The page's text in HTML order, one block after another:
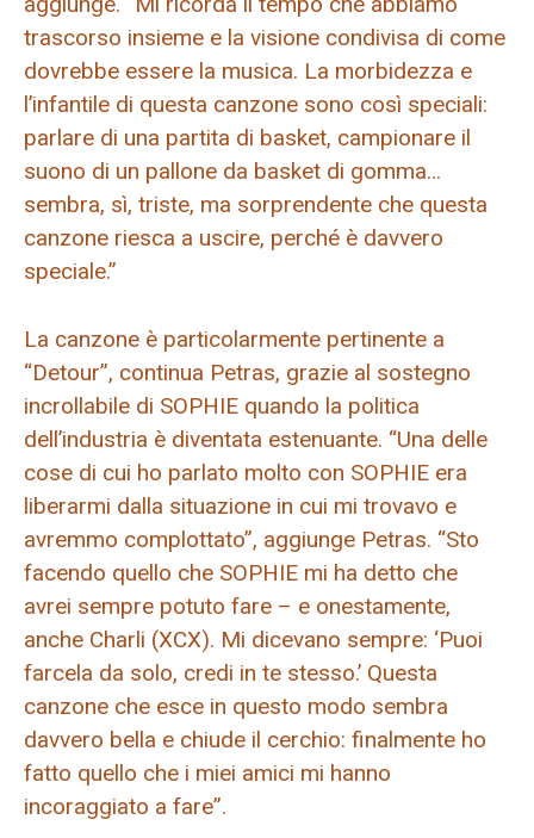
trascorso insieme e la visione condivisa di come
dovrebbe essere la musica. La morbidezza e
l’infantile di questa canzone sono così speciali:
parlare di una partita di basket, campionare il
suono di un pallone da basket di gomma…
sembra, sì, triste, ma sorprendente che questa
canzone riesca a uscire, perché è davvero
speciale.”
La canzone è particolarmente pertinente a
“Detour”, continua Petras, grazie al sostegno
incrollabile di SOPHIE quando la politica
dell’industria è diventata estenuante. “Una delle
cose di cui ho parlato molto con SOPHIE era
liberarmi dalla situazione in cui mi trovavo e
avremmo complottato”, aggiunge Petras. “Sto
facendo quello che SOPHIE mi ha detto che
avrei sempre potuto fare – e onestamente,
anche Charli (XCX). Mi dicevano sempre: ‘Puoi
farcela da solo, credi in te stesso.’ Questa
canzone che esce in questo modo sembra
davvero bella e chiude il cerchio: finalmente ho
fatto quello che i miei amici mi hanno
incoraggiato a fare”.